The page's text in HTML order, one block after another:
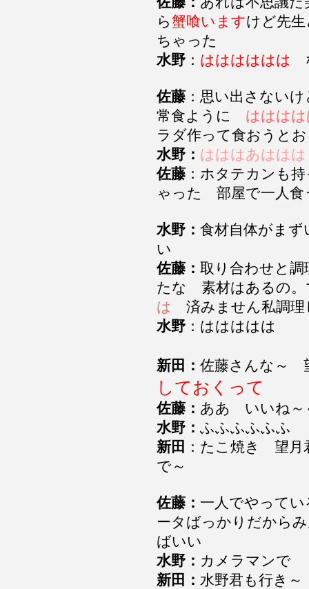
ら蟹喰いますけど先
ちゃった
水野 ： はははははは
佐藤 ：思い出さない
常食ように ははは
ラダ作って食おうと
水野： はははあははは
佐藤 ：ホタテカンも
ゃった 部屋で一人食
水野： 食材自体がま
い
佐藤： 取り合わせと
たな 素材はあるの。
は
済みません私調
水野 ：ははははは
新田： 佐藤さんな～
しておくって
佐藤： ああ いいね
水野： ふふふふふふ
新田 ：たこ焼き 望月
で～
佐藤： 一人でやって
ータばっかりだから
ばいい
水野： カメラマンで
新田： 水野君も行き～